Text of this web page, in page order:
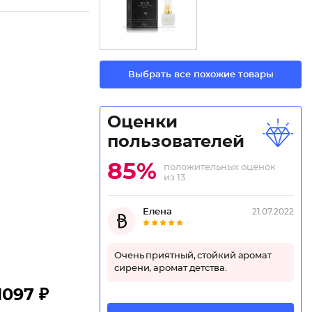
₽
Выбрать все похожие товары
Оценки
пользователей
85%
положительных оценок
из 13
Елена 21.07.2022
Очень приятный, стойкий аромат
сирени, аромат детства.